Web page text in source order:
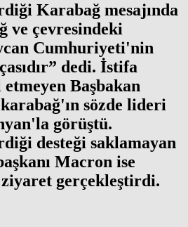
Karabağ mesajında
ve çevresindeki
Cumhuriyeti'nin
dedi. İstifa
etmeyen Başbakan
sözde lideri
görüştü.
desteği saklamayan
Macron ise
gerçekleştirdi.